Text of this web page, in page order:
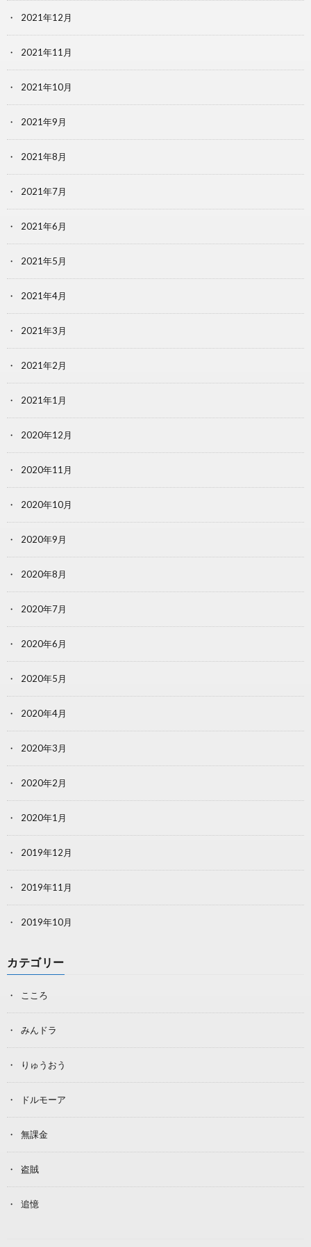
2021年12月
2021年11月
2021年10月
2021年9月
2021年8月
2021年7月
2021年6月
2021年5月
2021年4月
2021年3月
2021年2月
2021年1月
2020年12月
2020年11月
2020年10月
2020年9月
2020年8月
2020年7月
2020年6月
2020年5月
2020年4月
2020年3月
2020年2月
2020年1月
2019年12月
2019年11月
2019年10月
カテゴリー
こころ
みんドラ
りゅうおう
ドルモーア
無課金
盗賊
追憶